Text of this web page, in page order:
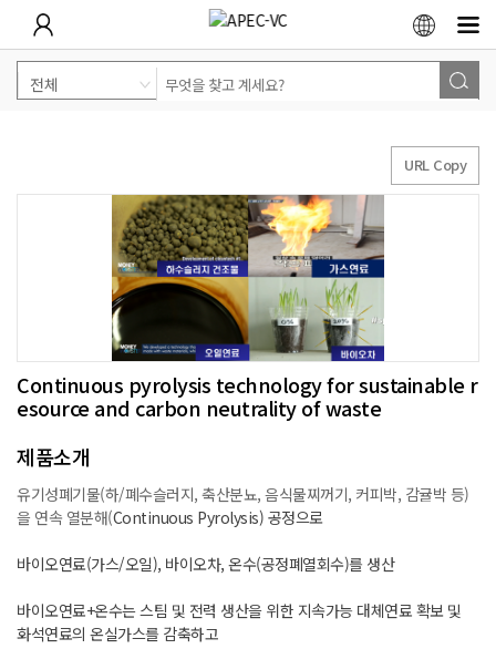
Continuous pyrolysis technology for sustainable r
esource and carbon neutrality of waste
URL Copy
제품소개
유기성폐기물(하/폐수슬러지, 축산분뇨, 음식물찌꺼기, 커피박, 감귤박 등)
을 연속 열분해(Continuous Pyrolysis) 공정으로
바이오연료(가스/오일), 바이오차, 온수(공정폐열회수)를 생산
바이오연료+온수는 스팀 및 전력 생산을 위한 지속가능 대체연료 확보 및
화석연료의 온실가스를 감축하고